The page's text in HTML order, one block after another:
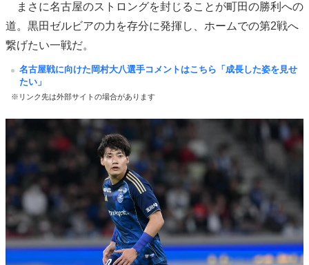
まさに名古屋のストロングを封じることが町田の勝利への
道。黒田ゼルビアの力を存分に発揮し、ホームでの第2戦へ
繋げたい一戦だ。
名古屋戦に向けた岡村大八選手コメントはこちら「成長した姿を見せ
たい」
※リンク先は外部サイトの場合があります